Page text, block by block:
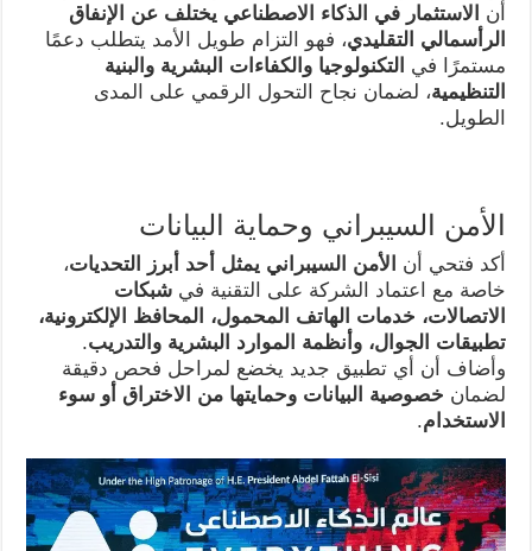
أن
الاستثمار في الذكاء الاصطناعي يختلف عن الإنفاق
الرأسمالي التقليدي، فهو التزام طويل الأمد يتطلب دعمًا
مستمرًا في التكنولوجيا والكفاءات البشرية والبنية
التنظيمية، لضمان نجاح التحول الرقمي على المدى
الطويل.
الأمن السيبراني وحماية البيانات
أكد فتحي أن الأمن السيبراني يمثل أحد أبرز التحديات،
خاصة مع اعتماد الشركة على التقنية في شبكات
الاتصالات، خدمات الهاتف المحمول، المحافظ الإلكترونية،
تطبيقات الجوال، وأنظمة الموارد البشرية والتدريب.
وأضاف أن أي تطبيق جديد يخضع لمراحل فحص دقيقة
لضمان خصوصية البيانات وحمايتها من الاختراق أو سوء
الاستخدام.